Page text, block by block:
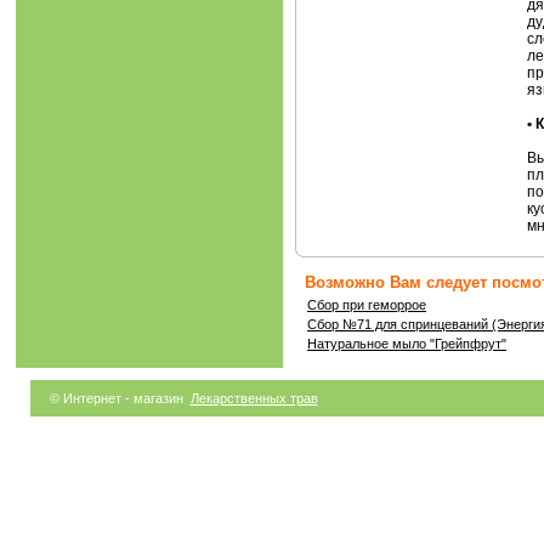
•
Возможно Вам следует
Сбор при геморрое
Сбор №71 для спринцеваний
Натуральное мыло "Грейпфрут"
© Интернет - магазин Лекарственных трав